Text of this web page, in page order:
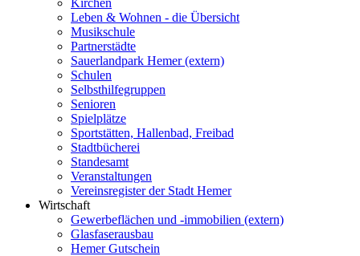
Kirchen
Leben & Wohnen - die Übersicht
Musikschule
Partnerstädte
Sauerlandpark Hemer (extern)
Schulen
Selbsthilfegruppen
Senioren
Spielplätze
Sportstätten, Hallenbad, Freibad
Stadtbücherei
Standesamt
Veranstaltungen
Vereinsregister der Stadt Hemer
Wirtschaft
Gewerbeflächen und -immobilien (extern)
Glasfaserausbau
Hemer Gutschein